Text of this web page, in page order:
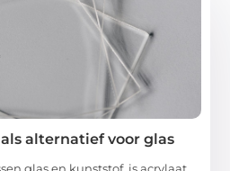
alternatief voor glas